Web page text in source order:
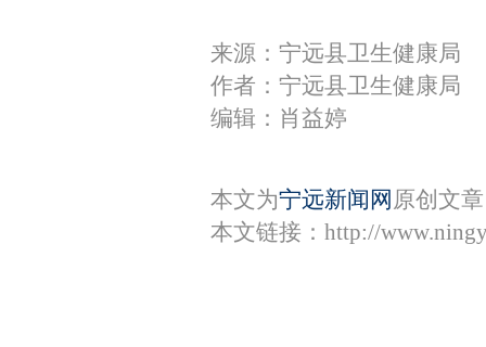
来源：宁远县卫生健康局
作者：宁远县卫生健康局
编辑：肖益婷
本文为宁远新闻网 原创文
本文链接： http://